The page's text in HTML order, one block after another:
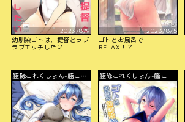
2023/8/9
幼馴染ゴトは、提督とラブ
ラブエッチしたい
2023/8/5
ゴトとお風呂で
RELAX！？
艦隊これくしょん-艦こ
れ-
艦隊これくしょん-艦こ
れ-